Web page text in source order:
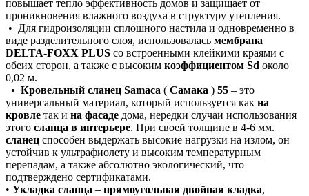
повышает тепло эффективность домов и защищает от
проникновения влажного воздуха в структуру утепления.
• Для гидроизоляции сплошного настила и одновременно в
виде разделительного слоя, использовалась мембрана
DELTA-FOXX PLUS со встроенными клейкими краями с
обеих сторон, а также с высоким коэффициентом Sd около
0,02 м.
• Кровельный сланец Samaca ( Самака ) 55 – это
универсальный материал, который используется как на
кровле так и на фасаде дома, нередки случаи использования
этого сланца в интерьере. При своей толщине в 4-6 мм.
сланец способен выдержать высокие нагрузки на излом, он
устойчив к ультрафиолету и высоким температурным
перепадам, а также абсолютно экологический, что
подтверждено сертификатами.
• Укладка сланца – прямоугольная двойная кладка,